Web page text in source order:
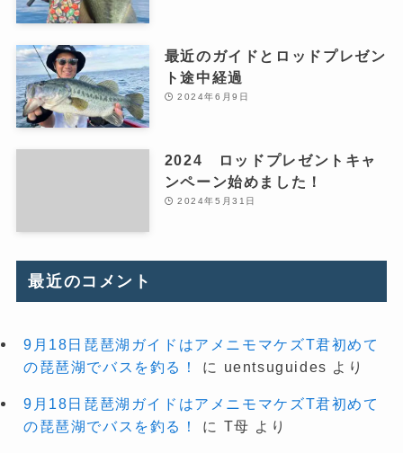
最近のガイドとロッドプレゼン
ト途中経過
2024年6月9日
2024 ロッドプレゼントキャ
ンペーン始めました！
2024年5月31日
最近のコメント
9月18日琵琶湖ガイドはアメニモマケズT君初めて
の琵琶湖でバスを釣る！
に uentsuguides より
9月18日琵琶湖ガイドはアメニモマケズT君初めて
の琵琶湖でバスを釣る！
に T母 より